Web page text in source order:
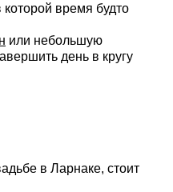
время будто
или небольшую
день в кругу
в Ларнаке, стоит